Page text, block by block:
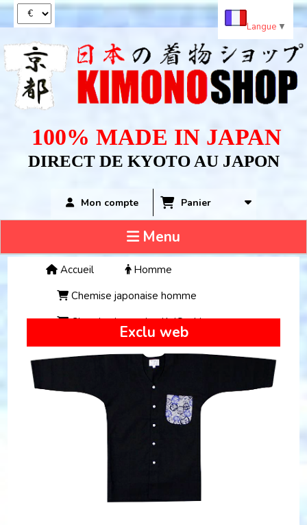
100% MADE IN JAPAN
DIRECT DE KYOTO AU JAPON
Mon compte Panier
Menu
Accueil
Homme
Chemise japonaise homme
Chemise japonaise KoiGuchi
Chemise japonaise KoiGuchi Daruma noir
Exclu web
Langue ▼
Panneau de gestion des cookies